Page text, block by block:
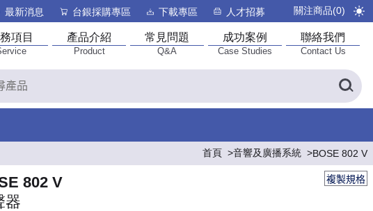
最新消息 台銀採購專區 下載專區 人才招募 關注商品(0)
項目 產品介紹
Product
常見問題
Q&A
成功案例
Case Studies
聯絡我們
Contact Us
首頁 音響及廣播系統 BOSE 802 V
複製規格
802 V
器